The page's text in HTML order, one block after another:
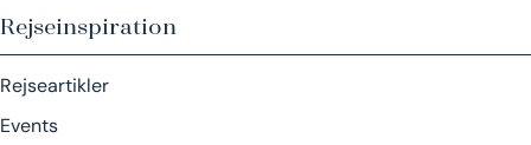
Rejseinspiration
Rejseartikler
Events